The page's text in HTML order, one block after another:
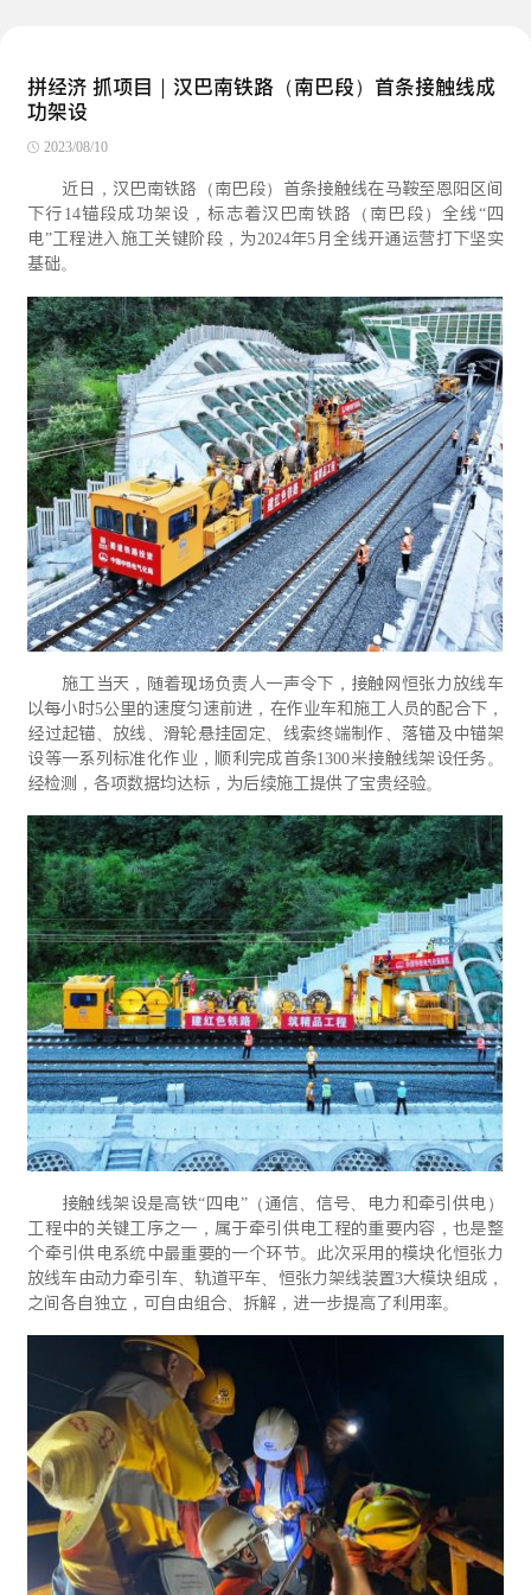
拼经济 抓项目｜汉巴南铁路（南巴段）首条接触线成
功架设
2023/08/10
近日，汉巴南铁路（南巴段）首条接触线在马鞍至恩阳区间
下行14锚段成功架设，标志着汉巴南铁路（南巴段）全线“四
电”工程进入施工关键阶段，为2024年5月全线开通运营打下坚实
基础。
施工当天，随着现场负责人一声令下，接触网恒张力放线车
以每小时5公里的速度匀速前进，在作业车和施工人员的配合下，
经过起锚、放线、滑轮悬挂固定、线索终端制作、落锚及中锚架
设等一系列标准化作业，顺利完成首条1300米接触线架设任务。
经检测，各项数据均达标，为后续施工提供了宝贵经验。
接触线架设是高铁“四电”（通信、信号、电力和牵引供电）
工程中的关键工序之一，属于牵引供电工程的重要内容，也是整
个牵引供电系统中最重要的一个环节。此次采用的模块化恒张力
放线车由动力牵引车、轨道平车、恒张力架线装置3大模块组成，
之间各自独立，可自由组合、拆解，进一步提高了利用率。